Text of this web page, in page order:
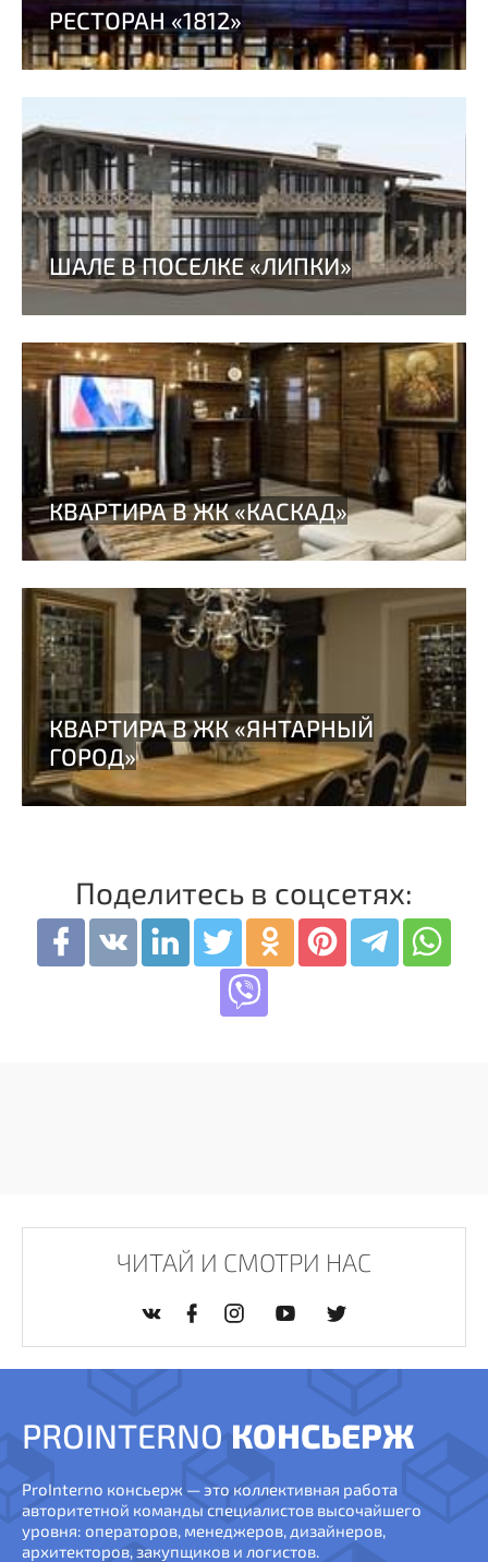
Поделитесь в соцсетях:
ЧИТАЙ И СМОТРИ НАС
PROINTERNO КОНСЬЕРЖ
ProInterno консьерж — это коллективная работа
авторитетной команды специалистов высочайшего
уровня: операторов, менеджеров, дизайнеров,
архитекторов, закупщиков и логистов.